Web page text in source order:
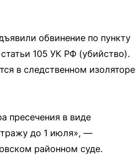
обвинение по пункту
105 УК РФ (убийство).
в следственном изоляторе
пресечения в виде
до 1 июля», —
районном суде.